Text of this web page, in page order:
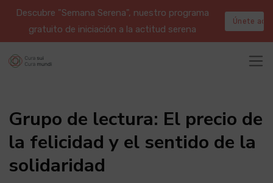
Descubre "Semana Serena", nuestro programa
gratuito de iniciación a la actitud serena
Únete aquí
Grupo de lectura: El precio de
la felicidad y el sentido de la
solidaridad